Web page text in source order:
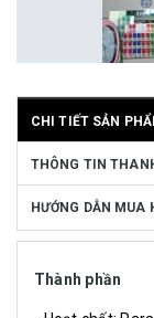
CHI TIẾT SẢN
THÔNG TIN
HƯỚNG DẪN MUA
Thành phần